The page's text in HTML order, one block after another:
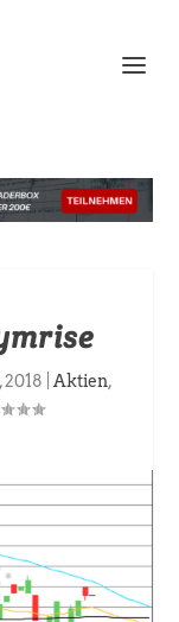
2018 Aktien,